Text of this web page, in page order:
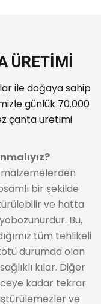
ÜRETIMI
ile doğaya sahip
günlük 70.000
çanta üretimi
bir şekilde
ve hatta
Bu,
tüm tehlikeli
durumda olan
kılar. Diğer
kadar tekrar
ve